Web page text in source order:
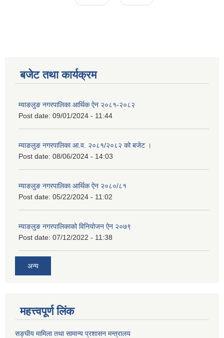
बजेट तथा कार्यक्रम
म्याङलुङ नगरपालिका आर्थिक ऐन २०८१-२०८२
Post date: 09/01/2024 - 11:44
म्याङलुङ नगरपालिका आ.व. २०८१/२०८२ को बजेट ।
Post date: 08/06/2024 - 14:03
म्याङलुङ नगरपालिका आर्थिक ऐन २०८०/८१
Post date: 05/22/2024 - 11:02
म्याङलुङ नगरपालिकाको विनियोजन ऐन २०७९
Post date: 07/12/2022 - 11:38
अन्य
महत्त्वपूर्ण लिंक
सङ्घीय मामिला तथा सामान्य प्रशासन मन्त्रालय